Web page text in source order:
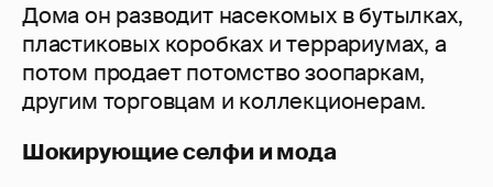
Дома он разводит насекомых в бутылках,
пластиковых коробках и террариумах, а
потом продает потомство зоопаркам,
другим торговцам и коллекционерам.
Шокирующие селфи и мода